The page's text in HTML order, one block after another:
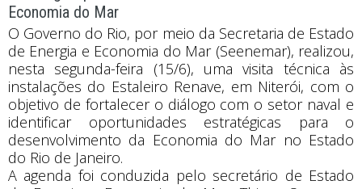
Economia do Mar
O Governo do Rio, por meio da Secretaria de Estado
de Energia e Economia do Mar (Seenemar), realizou,
nesta segunda-feira (15/6), uma visita técnica às
instalações do Estaleiro Renave, em Niterói, com o
objetivo de fortalecer o diálogo com o setor naval e
identificar oportunidades estratégicas para o
desenvolvimento da Economia do Mar no Estado
do Rio de Janeiro.
A agenda foi conduzida pelo secretário de Estado